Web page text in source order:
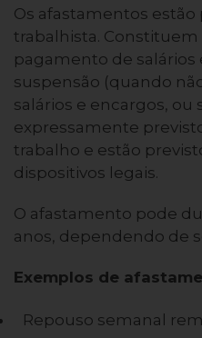
Os afastamentos estão
trabalhista.
pagamento de salários
suspensão (quando
salários e encargos,
expressamente
trabalho e estão
dispositivos legais.
O afastamento pode
anos, dependendo de
Exemplos de
Repouso semanal